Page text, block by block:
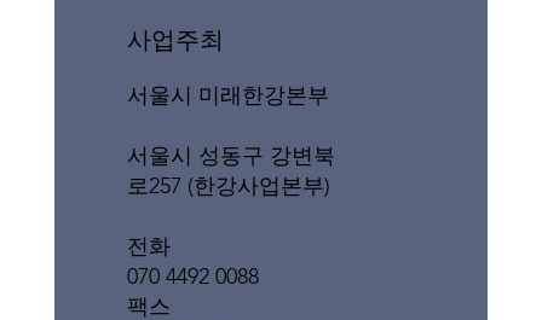
사업주최
서울시 미래한강본부
서울시 성동구 강변북
로257 (한강사업본부)
전화
070 4492 0088
팩스